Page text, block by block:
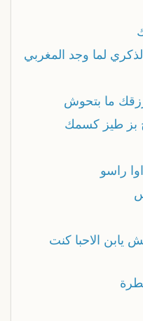
لما وجد المغربي
ما بتحوش
بز طيز كسمك
راسو
يابن الاحبا كنت